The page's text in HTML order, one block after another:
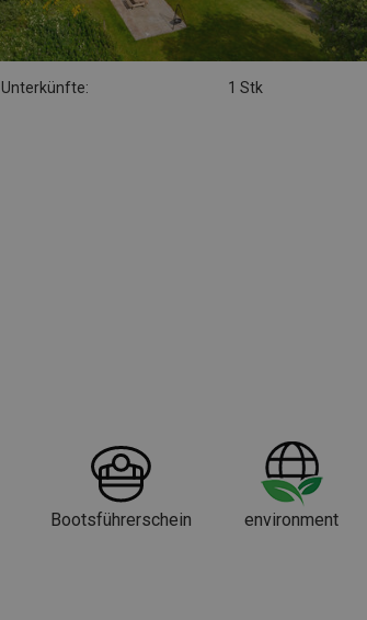
Unterkünfte: 1 Stk
Bootsführerschein environment